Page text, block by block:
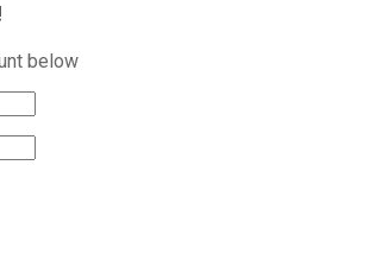
below